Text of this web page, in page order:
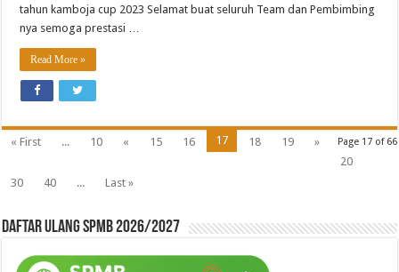
tahun kamboja cup 2023 Selamat buat seluruh Team dan Pembimbing
nya semoga prestasi …
Read More »
Page 17 of 66
« First ... 10 « 15 16 17 18 19
»
20
30
40 ... Last »
Daftar ulang SPMB 2026/2027